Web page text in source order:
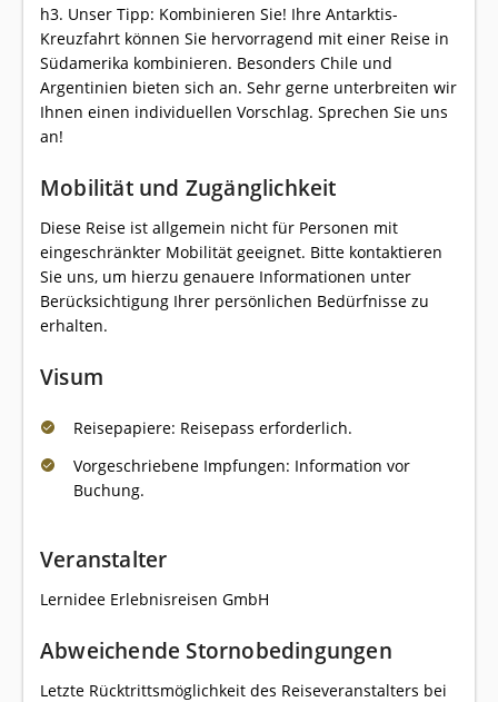
h3. Unser Tipp: Kombinieren Sie! Ihre Antarktis-
Kreuzfahrt können Sie hervorragend mit einer Reise in
Südamerika kombinieren. Besonders Chile und
Argentinien bieten sich an. Sehr gerne unterbreiten wir
Ihnen einen individuellen Vorschlag. Sprechen Sie uns
an!
Mobilität und Zugänglichkeit
Diese Reise ist allgemein nicht für Personen mit
eingeschränkter Mobilität geeignet. Bitte kontaktieren
Sie uns, um hierzu genauere Informationen unter
Berücksichtigung Ihrer persönlichen Bedürfnisse zu
erhalten.
Visum
Reisepapiere: Reisepass erforderlich.
Vorgeschriebene Impfungen: Information vor
Buchung.
Veranstalter
Lernidee Erlebnisreisen GmbH
Abweichende Stornobedingungen
Letzte Rücktrittsmöglichkeit des Reiseveranstalters bei